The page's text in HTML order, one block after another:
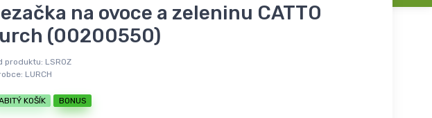
na ovoce a zeleninu CATTO
(00200550)
produktu: LSROZ
LURCH
KOŠÍK BONUS